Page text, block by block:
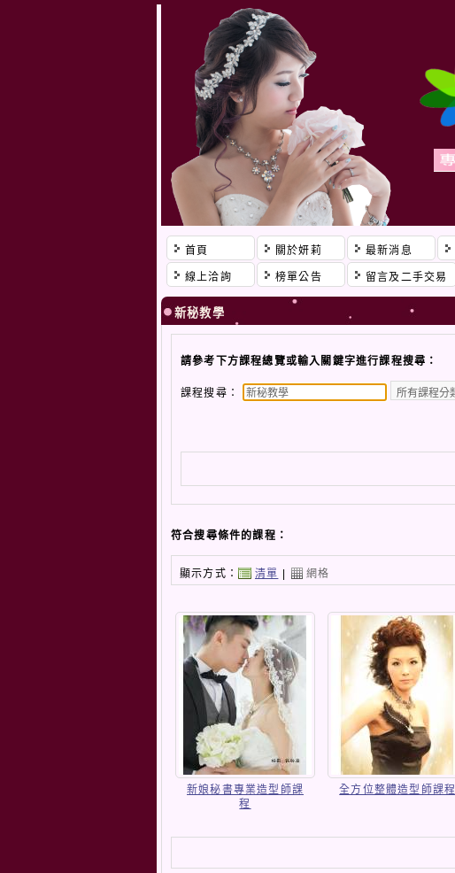
首頁 關於妍莉 最新消息
線上洽詢 榜單公告 留言及二手交易
新秘教學
請參考下方課程總覽或輸入關鍵字進行課程搜尋：
課程搜尋：
符合搜尋條件的課程：
顯示方式： 清單 | 網格
新娘秘書專業造型師課
程
全方位整體造型師課程